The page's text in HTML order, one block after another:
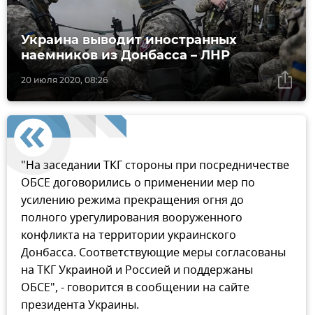
20 июля 2020, 08:26
Украина выводит иностранных
наемников из Донбасса – ЛНР
"На заседании ТКГ стороны при посредничестве
ОБСЕ договорились о применении мер по
усилению режима прекращения огня до
полного урегулирования вооруженного
конфликта на территории украинского
Донбасса. Соответствующие меры согласованы
на ТКГ Украиной и Россией и поддержаны
ОБСЕ", - говорится в сообщении на сайте
президента Украины.